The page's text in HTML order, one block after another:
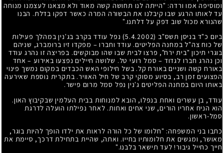
ומוסיפה אמו ורדה: "הייתה לנו תחושה קשה מאוד ולא מצאנו לעצמנו מנוחה
עד לאותו הרגע שבו קיבלנו את הבשורה המרה כאשר דפקו בדלת. הבנו
שהנורא מכול שוב דפק על דלתנו."
ביום כ"ד בניסן תשס"ב (5.4.2002)
נפל עודד בקרב בג'נין במהלך פעילות
של כוח צה"ל במחנה הפליטים. עודד וחברו – מפקדו זיו ברומברג, שניהם
בוגרי תיכון "בית ירח", פרצו לבית שבו שהו מבוקשים. בפריצה זו נהרג עודד
וכן נהרג חברו לגדוד – סמל רועי טל. שלושה חיילים נפצעו באירוע – אחד
באורח קשה ושניים באורח קל. בשל חילופי האש הכבדים במקום נמשך פינוי
הפצועים זמן רב, בסיוע מסוקי קרב של חיל האוויר. בתקרית נוספת שאירעה
באותו היום במחנה הפליטים ג'נין נפל סמל מרום פישר.
עודד, בן עשרים ואחת בנפלו, הובא למנוחות בבית העלמין שבקיבוץ האון.
הוא הניח אחריו הורים, שני אחים ואחות. לאחר נפילתו הועלה לדרגת
סמל-ראשון.
כתבו בני המשפחה: "חלומו של כל הורה לראות את ילדו הופך להיות בוגר,
מאושר, ומגשים את חלומותיו בחייו. ואתה, שהיית בתחילת דרכך, סיימת את
חייך כחייל גיבור! לעד תישאר בלבנו."